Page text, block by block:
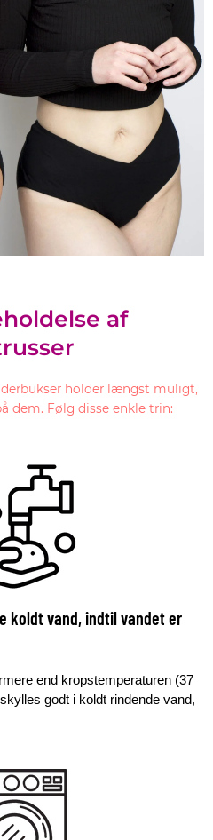
af
holder længst muligt,
dem. Følg disse enkle trin:
koldt vand, indtil vandet er
end kropstemperaturen (37
godt i koldt rindende vand,